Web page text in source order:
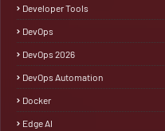
Developer Tools
DevOps
DevOps 2026
DevOps Automation
Docker
Edge AI